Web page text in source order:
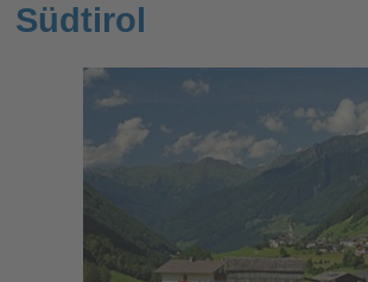
Südtirol